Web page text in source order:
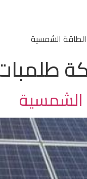
الشمسية
الشمسية